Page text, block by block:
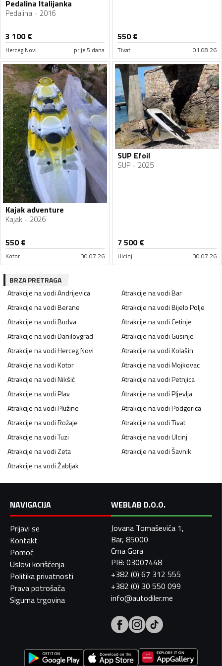
Pedalina Italijanka
Pedalina 2016
3 100€
Herceg Novi prije 5 dana
550€
Tivat 01.08.26
Kajak adventure
Kajak 2026
550€
Kotor 30.07.26
SUP Efoil
SUP 2025
7 500€
Ulcinj 30.07.26
BRZA PRETRAGA
Atrakcije na vodiAndrijevica Atrakcije na vodiBar
Atrakcije na vodiBerane Atrakcije na vodiBijelo Polje
Atrakcije na vodiBudva Atrakcije na vodiCetinje
Atrakcije na vodiDanilovgrad Atrakcije na vodiGusinje
Atrakcije na vodiHerceg Novi Atrakcije na vodiKolašin
Atrakcije na vodiKotor Atrakcije na vodiMojkovac
Atrakcije na vodiNikšić Atrakcije na vodiPetnjica
Atrakcije na vodiPlav Atrakcije na vodiPljevlja
Atrakcije na vodiPlužine Atrakcije na vodiPodgorica
Atrakcije na vodiRožaje Atrakcije na vodiTivat
Atrakcije na vodiTuzi Atrakcije na vodiUlcinj
Atrakcije na vodiZeta Atrakcije na vodiŠavnik
Atrakcije na vodiŽabljak
NAVIGACIJA
Prijavi se
Kontakt
Pomoć
Uslovi korišćenja
Politika privatnosti
Prava potrošača
Sigurna trgovina
WEBLAB D.O.O.
Jovana Tomaševića 1,
Bar, 85000
Crna Gora
PIB: 03007448
+382 (0) 67 312 555
+382 (0) 30 550 099
info@autodiler.me